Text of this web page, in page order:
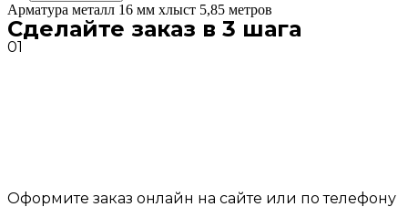
Арматура металл 16 мм хлыст 5,85 метров
Сделайте заказ в 3 шага
01
Оформите заказ онлайн на сайте или по телефону